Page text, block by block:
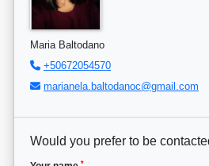
Maria Baltodano
+50672054570
marianela.baltodanoc@gmail.com
Would you prefer to be
*